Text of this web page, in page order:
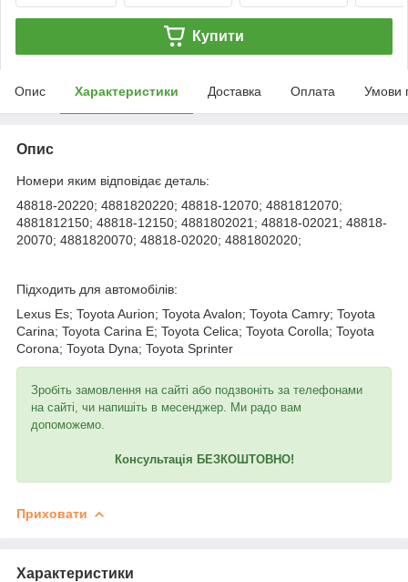
Купити
Опис Характеристики Доставка Оплата Умови
Опис
Номери яким відповідає деталь:
48818-20220; 4881820220; 48818-12070; 4881812070;
4881812150; 48818-12150; 4881802021; 48818-02021; 48818-
20070; 4881820070; 48818-02020; 4881802020;
Підходить для автомобілів:
Lexus Es; Toyota Aurion; Toyota Avalon; Toyota Camry; Toyota
Carina; Toyota Carina E; Toyota Celica; Toyota Corolla; Toyota
Corona; Toyota Dyna; Toyota Sprinter
Зробіть замовлення на сайті або подзвоніть за телефонами
на сайті, чи напишіть в месенджер. Ми радо вам
допоможемо.
Консультація БЕЗКОШТОВНО!
Приховати
Характеристики